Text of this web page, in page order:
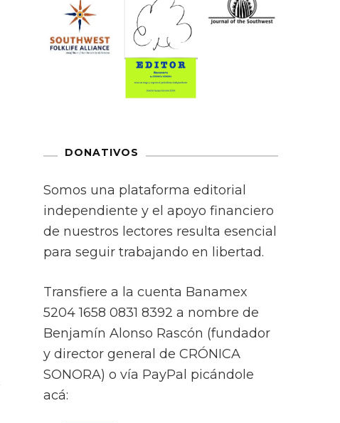
DONATIVOS
Somos una plataforma editorial
independiente y el apoyo financiero
de nuestros lectores resulta esencial
para seguir trabajando en libertad.
Transfiere a la cuenta Banamex
5204 1658 0831 8392 a nombre de
Benjamín Alonso Rascón (fundador
y director general de CRÓNICA
SONORA) o vía PayPal picándole
acá: